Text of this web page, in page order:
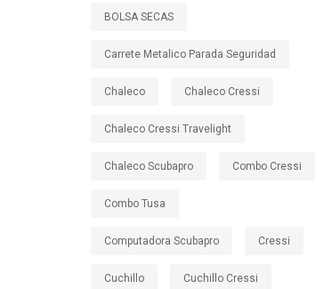
BOLSA SECAS
Carrete Metalico Parada Seguridad
Chaleco Chaleco Cressi
Chaleco Cressi Travelight
Chaleco Scubapro Combo Cressi
Combo Tusa
Computadora Scubapro Cressi
Cuchillo Cuchillo Cressi